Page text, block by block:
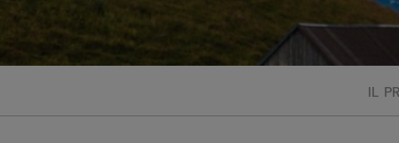
IL